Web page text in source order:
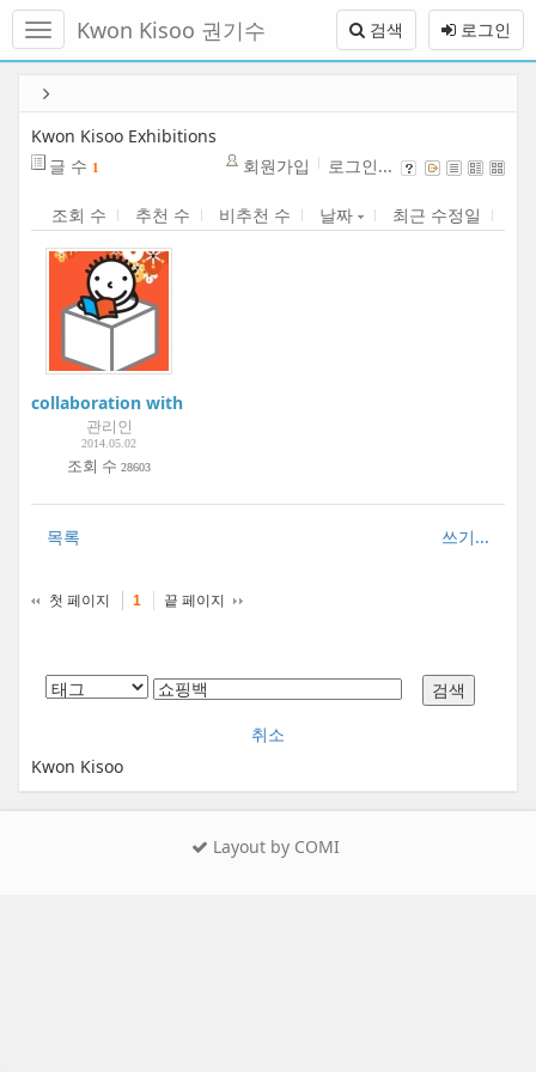
메
토
로그인
검색
Kwon Kisoo 권기수
Kwon Kisoo Exhibitions
글 수 1 회원가입 로그인...
조회 수 추천 수 비추천 수 날짜 최근 수정일
collaboration with YES24 and interview
관리인
2014.05.02
조회 수 28603
쓰기...
목록
첫 페이지 1 끝 페이지
취소
Kwon Kisoo
Layout by COMI